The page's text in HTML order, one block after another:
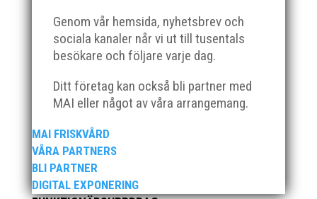
Genom vår hemsida, nyhetsbrev och
sociala kanaler når vi ut till tusentals
besökare och följare varje dag.
Ditt företag kan också bli partner med
MAI eller något av våra arrangemang.
MAI FRISKVÅRD
VÅRA PARTNERS
BLI PARTNER
DIGITAL EXPONERING
20 juni) v.26 (24-28 juni) v.27 (1-5 juli) Efter att ha...
Över hundra personer infann sig till årsmötet som
ägde rum på onsdagskvällen på Erics Bar &
Restaurang på Stadionområdet.